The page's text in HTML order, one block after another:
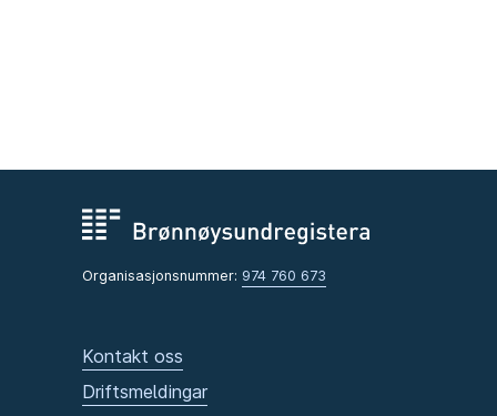
Organisasjonsnummer: 974 760 673
Kontakt oss
Driftsmeldingar